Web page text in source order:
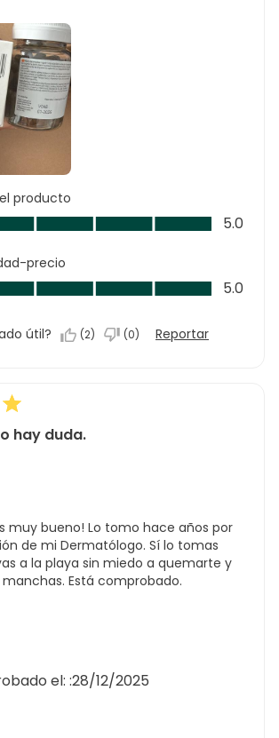
producto
5.0
precio
5.0
útil? (2) (0) Reportar
hay duda.
muy bueno! Lo tomo hace años por
de mi Dermatólogo. Sí lo tomas
a la playa sin miedo a quemarte y
Está comprobado.
el: :28/12/2025